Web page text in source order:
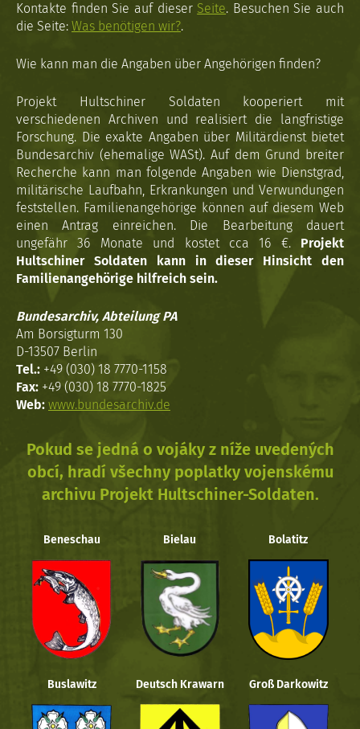
Kontakte finden Sie auf dieser Seite. Besuchen Sie auch
die Seite: Was benötigen wir?.
Wie kann man die Angaben über Angehörigen finden?
Projekt Hultschiner Soldaten kooperiert mit
verschiedenen Archiven und realisiert die langfristige
Forschung. Die exakte Angaben über Militärdienst bietet
Bundesarchiv (ehemalige WASt). Auf dem Grund breiter
Recherche kann man folgende Angaben wie Dienstgrad,
militärische Laufbahn, Erkrankungen und Verwundungen
feststellen. Familienangehörige können auf diesem Web
einen Antrag einreichen. Die Bearbeitung dauert
ungefähr 36 Monate und kostet cca 16 €. Projekt
Hultschiner Soldaten kann in dieser Hinsicht den
Familienangehörige hilfreich sein.
Bundesarchiv, Abteilung PA
Am Borsigturm 130
D-13507 Berlin
Tel.: +49 (030) 18 7770-1158
Fax: +49 (030) 18 7770-1825
Web: www.bundesarchiv.de
Pokud se jedná o vojáky z níže uvedených
obcí, hradí všechny poplatky vojenskému
archivu Projekt Hultschiner-Soldaten.
Beneschau Bielau Bolatitz
Buslawitz Deutsch Krawarn Groß Darkowitz